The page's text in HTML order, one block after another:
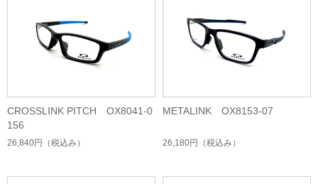
CROSSLINK PITCH OX8041-0
156
26,840円 （税込み）
METALINK OX8153-07
26,180円 （税込み）